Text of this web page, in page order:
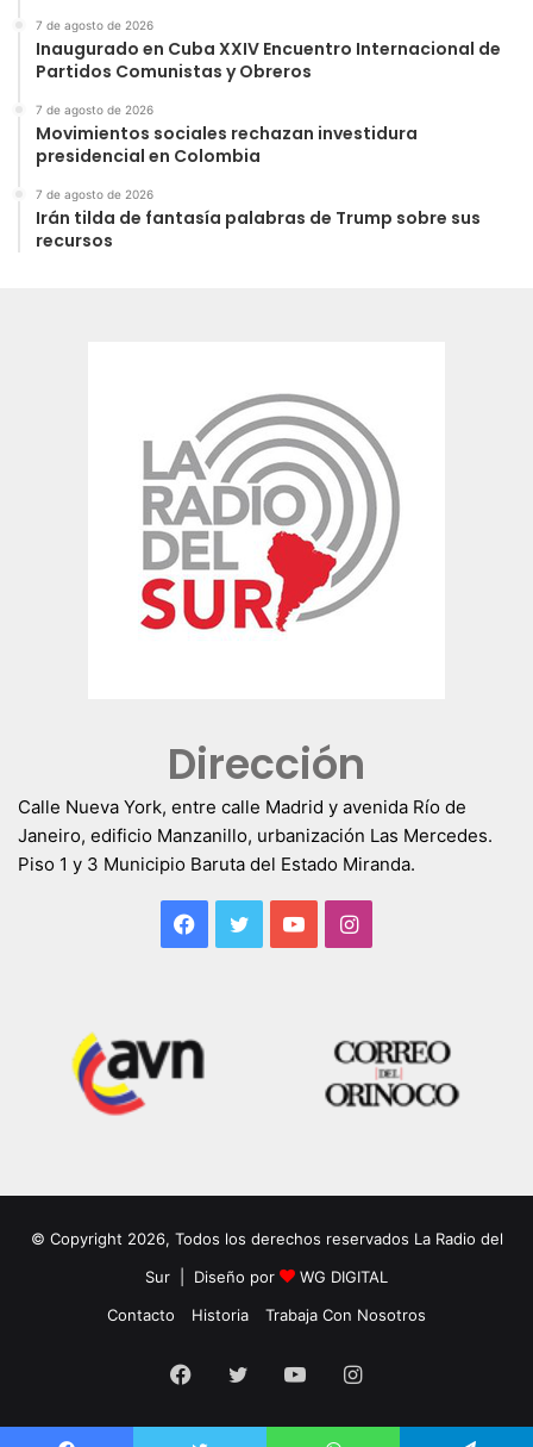
7 de agosto de 2026
Inaugurado en Cuba XXIV Encuentro Internacional de
Partidos Comunistas y Obreros
7 de agosto de 2026
Movimientos sociales rechazan investidura
presidencial en Colombia
7 de agosto de 2026
Irán tilda de fantasía palabras de Trump sobre sus
recursos
Dirección
Calle Nueva York, entre calle Madrid y avenida Río de
Janeiro, edificio Manzanillo, urbanización Las Mercedes.
Piso 1 y 3 Municipio Baruta del Estado Miranda.
Facebook
TwitterYouTubeInstagram
© Copyright 2026, Todos los derechos reservados La Radio del
Sur | Diseño por
WG DIGITAL
Contacto
Historia Trabaja Con Nosotros
Facebook
TwitterYouTubeInstagram